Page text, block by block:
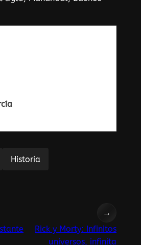
Historia
Rick y Morty: Infinitos
universos, infinita
→